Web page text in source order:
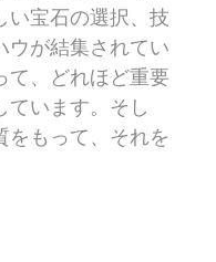
い宝石の選択、技
ウが結集されてい
て、どれほど重要
ています。そし
をもって、それを